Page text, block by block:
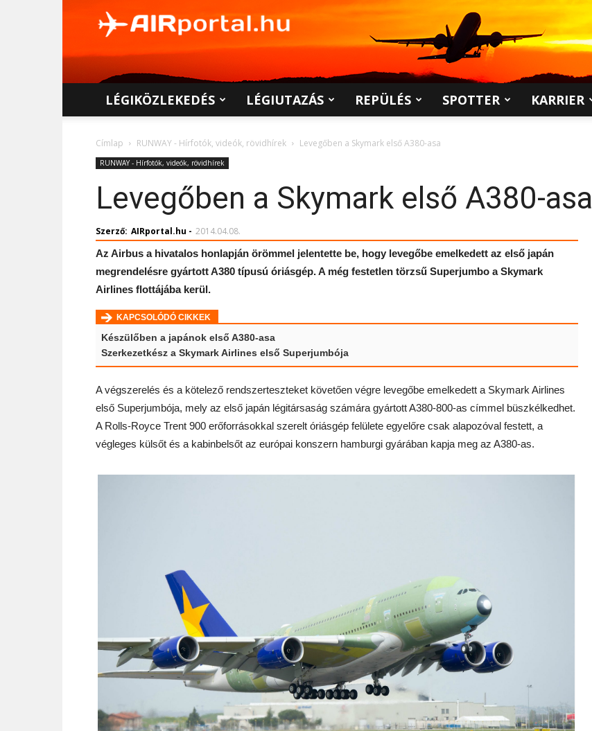
LÉGIKÖZLEKEDÉS LÉGIUTAZÁS REPÜLÉS SPOTTER KARRIER
Címlap RUNWAY - Hírfotók, videók, rövidhírek Levegőben a Skymark első A380-asa
RUNWAY - Hírfotók, videók, rövidhírek
Levegőben a Skymark első A380-asa
Szerző: AIRportal.hu - 2014.04.08.
Az Airbus a hivatalos honlapján örömmel jelentette be, hogy levegőbe emelkedett az első japán
megrendelésre gyártott A380 típusú óriásgép. A még festetlen törzsű Superjumbo a Skymark
Airlines flottájába kerül.
KAPCSOLÓDÓ CIKKEK
Készülőben a japánok első A380-asa
Szerkezetkész a Skymark Airlines első Superjumbója
A végszerelés és a kötelező rendszerteszteket követően végre levegőbe emelkedett a Skymark Airlines
első Superjumbója, mely az első japán légitársaság számára gyártott A380-800-as címmel büszkélkedhet.
A Rolls-Royce Trent 900 erőforrásokkal szerelt óriásgép felülete egyelőre csak alapozóval festett, a
végleges külsőt és a kabinbelsőt az európai konszern hamburgi gyárában kapja meg az A380-as.